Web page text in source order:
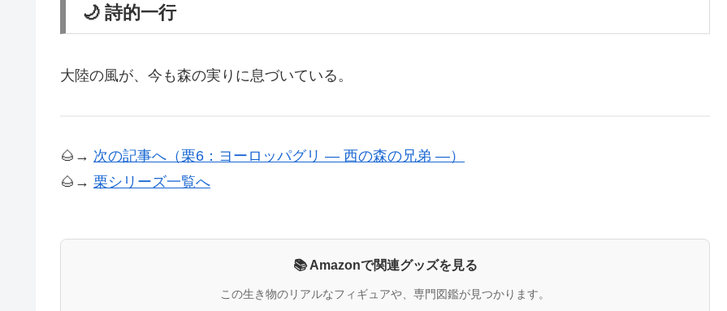
🌙 詩的一行
大陸の風が、今も森の実りに息づいている。
🌰→ 次の記事へ（栗6：ヨーロッパグリ ― 西の森の兄弟 ―）
🌰→ 栗シリーズ一覧へ
📚 Amazonで関連グッズを見る
この生き物のリアルなフィギュアや、専門図鑑が見つかります。